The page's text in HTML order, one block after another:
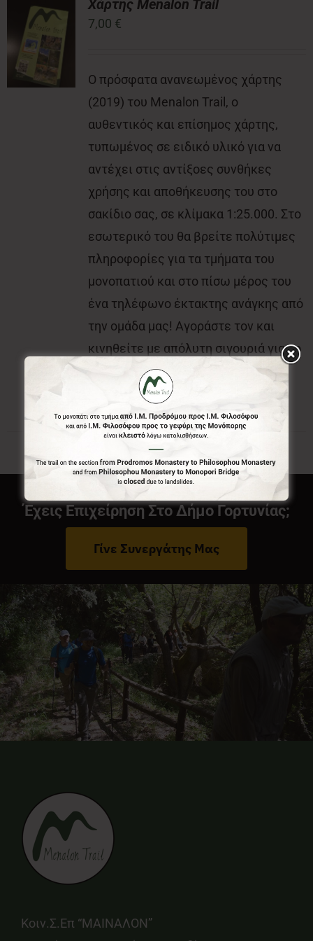
Νέα
Επικοινωνία
Χάρτης Menalon Trail
7,00 €
Ο πρόσφατα ανανεωμένος χάρτης
(2019) του Menalon Trail, ο
αυθεντικός και επίσημος χάρτης,
τυπωμένος σε ειδικό υλικό για να
αντέχει στις αντίξοες συνθήκες
χρήσης και αποθήκευσης του στο
σακίδιο σας, σε κλίμακα 1:25.000. Στο
εσωτερικό του θα βρείτε πολύτιμες
πληροφορίες για τα τμήματα του
μονοπατιού και στο πίσω μέρος του
ένα τηλέφωνο έκτακτης ανάγκης από
την ομάδα μας! Αγοράστε τον και
κινηθείτε με απόλυτη σιγουριά για το
που είστε και που θέλετε να πάτε.
Έχεις Επιχείρηση Στο Δήμο Γορτυνίας;
Γίνε Συνεργάτης Μας
Κοιν.Σ.Επ “ΜΑΙΝΑΛΟΝ”